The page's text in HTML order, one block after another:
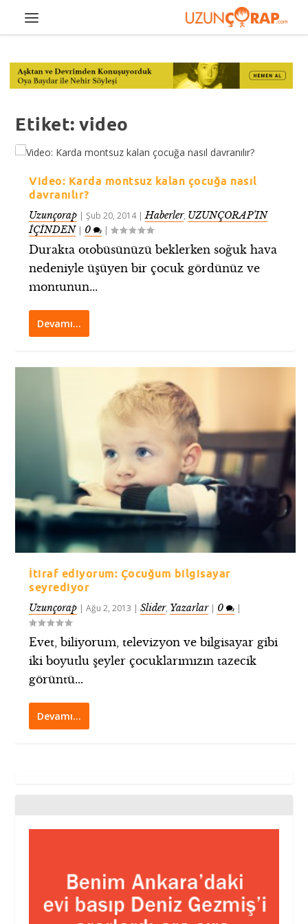
Etiket:video
Video: Karda montsuz kalan çocuğa nasıl
davranılır?
Uzunçorap |Şub 20, 2014|Haberler, UZUNÇORAP’IN
İÇİNDEN| 0 |
Durakta otobüsünüzü beklerken soğuk hava
nedeniyle üşüyen bir çocuk gördünüz ve
montunun...
Devamı…
İtiraf ediyorum: Çocuğum bilgisayar
seyrediyor
Uzunçorap |Ağu 2, 2013 |Slider, Yazarlar| 0 |
Evet, biliyorum, televizyon ve bilgisayar gibi
iki boyutlu şeyler çocuklarımızın tazecik
görüntü...
Devamı…